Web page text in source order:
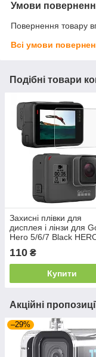
Умови
Повернення товару
Всі умови
Подібні товари
Захисні плівки для
дисплея і лінзи для
Hero 5/6/7 Black
110 ₴
Купити
Акційні
–29%